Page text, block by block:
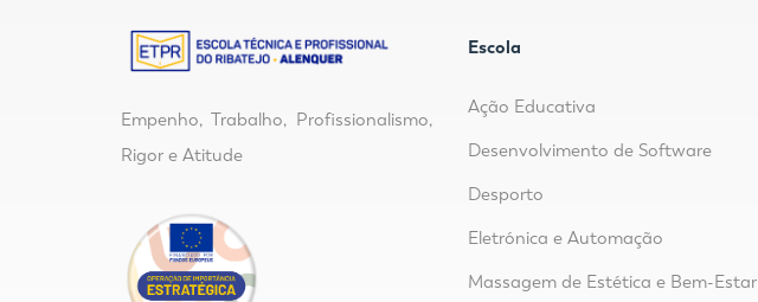
Empenho, Trabalho, Profissionalismo,
Rigor e Atitude
Escola
Ação Educativa
Desenvolvimento de Software
Desporto
Eletrónica e Automação
Massagem de Estética e Bem-Estar